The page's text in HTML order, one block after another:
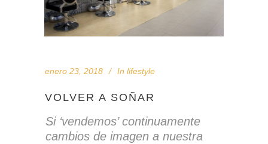
enero 23, 2018 In lifestyle
VOLVER A SOÑAR
Si ‘vendemos’ continuamente
cambios de imagen a nuestra